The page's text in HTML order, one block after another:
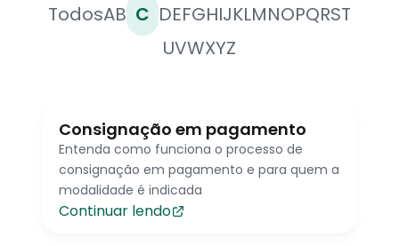
TodosAB C DEFGHIJKLMNOPQRST
UVWXYZ
Consignação em pagamento
Entenda como funciona o processo de
consignação em pagamento e para quem a
modalidade é indicada
Continuar lendo